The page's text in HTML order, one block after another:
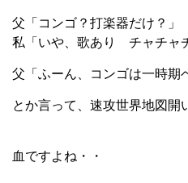
父「コンゴ？打楽器だけ？」
私「いや、歌あり チャチャ
父「ふーん、コンゴは一時期
とか言って、速攻世界地図開
血ですよね・・